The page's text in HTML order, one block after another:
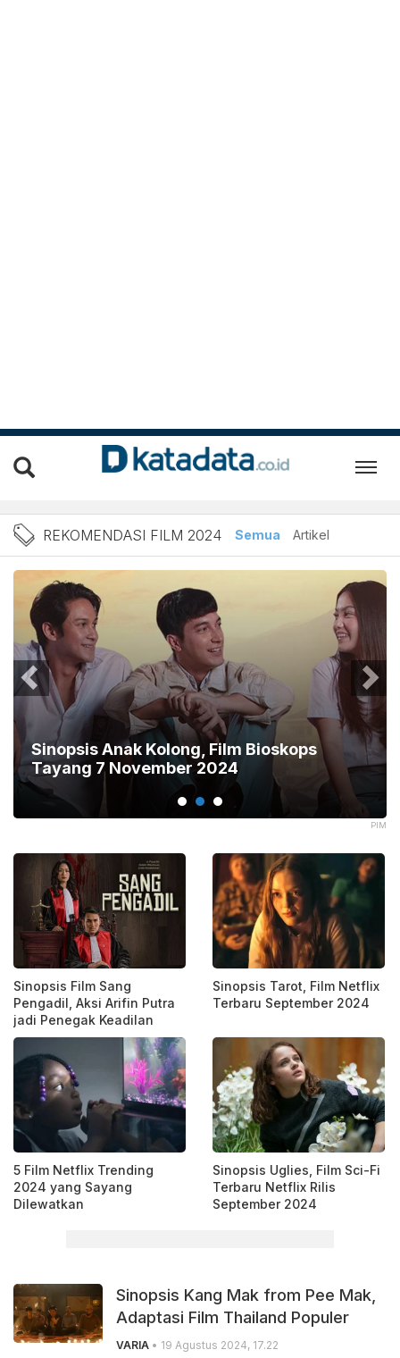
Berita Rekomendasi
REKOMENDASI FILM 2024 Semua Artikel
PIM
Sinopsis Anak Kolong, Film Bioskops
Tayang 7 November 2024
Sinopsis Film Sang
Pengadil, Aksi Arifin Putra
jadi Penegak Keadilan
Sinopsis Tarot, Film Netflix
Terbaru September 2024
5 Film Netflix Trending
2024 yang Sayang
Dilewatkan
Sinopsis Uglies, Film Sci-Fi
Terbaru Netflix Rilis
September 2024
Sinopsis Kang Mak from Pee Mak,
Adaptasi Film Thailand Populer
VARIA • 19 Agustus 2024, 17.22